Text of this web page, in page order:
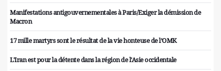
Manifestations antigouvernementales à Paris/Exiger la démission de
Macron
17 mille martyrs sont le résultat de la vie honteuse de l’OMK
L'Iran est pour la détente dans la région de l'Asie occidentale